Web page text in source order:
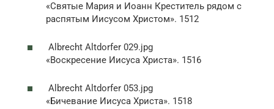
«Святые Мария и Иоанн Креститель рядом с
распятым Иисусом Христом». 1512
Albrecht Altdorfer 029.jpg
«Воскресение Иисуса Христа». 1516
Albrecht Altdorfer 053.jpg
«Бичевание Иисуса Христа». 1518